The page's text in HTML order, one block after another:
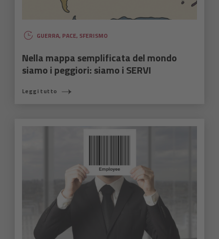
GUERRA, PACE, SFERISMO
Nella mappa semplificata del mondo
siamo i peggiori: siamo i SERVI
Leggi tutto